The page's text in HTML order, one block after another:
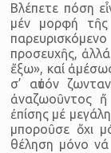
Βλέπετε πόση
μέν μορφή τῆς
προσευχῆς,
ἔξω», καί
σ’ αὐτόν
ἀναζωοῦντος
ἐπίσης μέ
μποροῦσε ὄχι
θέληση μόνο